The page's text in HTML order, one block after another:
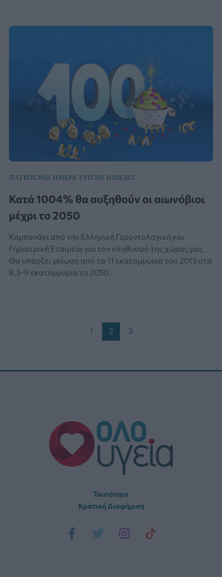
ΠΑΓΚΟΣΜΙΑ ΗΜΕΡΑ ΤΡΙΤΗΣ ΗΛΙΚΙΑΣ
Κατά 1004% θα αυξηθούν οι αιωνόβιοι
μέχρι το 2050
Καμπανάκι από την Ελληνική Γεροντολογική και
Γηριατρική Εταιρεία για τον πληθυσμό της χώρας μας.
Θα υπάρξει μείωση από τα 11 εκατομμύρια του 2013 στα
8,3-9 εκατομμύρια το 2050.
1 2 3
Ταυτότητα
Κρατική Διαφήμιση